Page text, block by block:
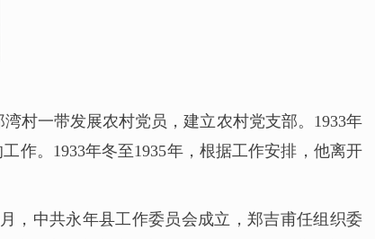
村一带发展农村党员，建立农村党支部。1933年
作。1933年冬至1935年，根据工作安排，他离开
，中共永年县工作委员会成立，郑吉甫任组织委